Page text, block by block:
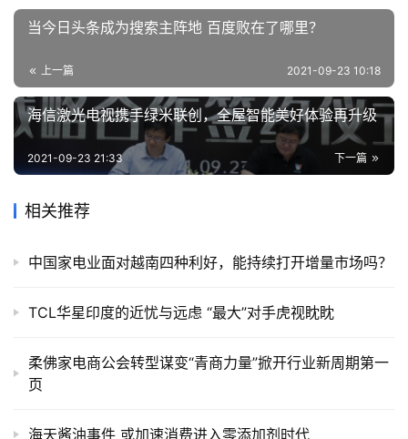
新
专
栏
专
题
当今日头条成为搜索主阵地 百度败在了哪里？
上一篇 2021-09-23 10:18
海信激光电视携手绿米联创，全屋智能美好体验再升级
下一篇
2021-09-23 21:33
相关推荐
中国家电业面对越南四种利好，能持续打开增量市场吗？
TCL华星印度的近忧与远虑 “最大”对手虎视眈眈
柔佛家电商公会转型谋变“青商力量”掀开行业新周期第一
页
海天酱油事件 或加速消费进入零添加剂时代